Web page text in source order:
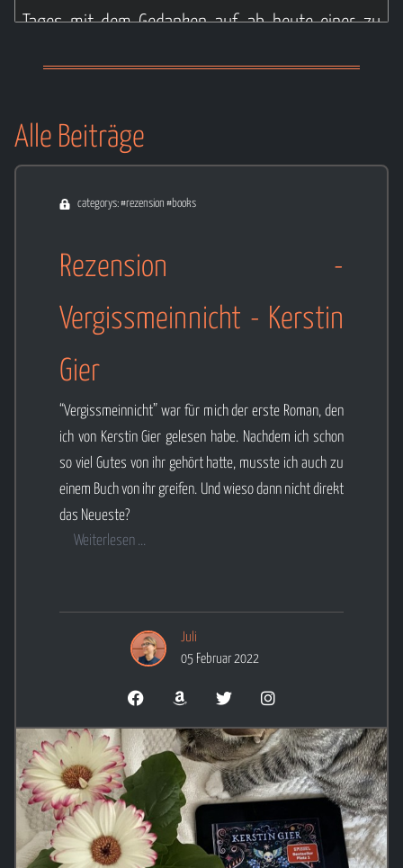
Tages mit dem Gedanken auf, ab heute einer zu
weiß, dass man scheitern könnte.«
Weiterlesen ...
Alle Beiträge
categorys: #rezension #books
Rezension -
Vergissmeinnicht - Kerstin
Gier
“Vergissmeinnicht” war für mich der erste Roman, den
ich von Kerstin Gier gelesen habe. Nachdem ich schon
so viel Gutes von ihr gehört hatte, musste ich auch zu
einem Buch von ihr greifen. Und wieso dann nicht direkt
das Neueste?
Weiterlesen ...
Juli
05 Februar 2022